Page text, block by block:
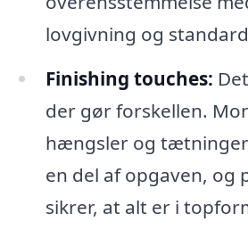
lovgivning og
Finishing touches:
der gør forskellen.
hængsler og
en del af opgaven, og
sikrer, at alt er i